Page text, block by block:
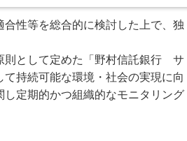
性等を総合的に検討した上で、独
則として定めた「野村信託銀行 サ
持続可能な環境・社会の実現に向
定期的かつ組織的なモニタリング